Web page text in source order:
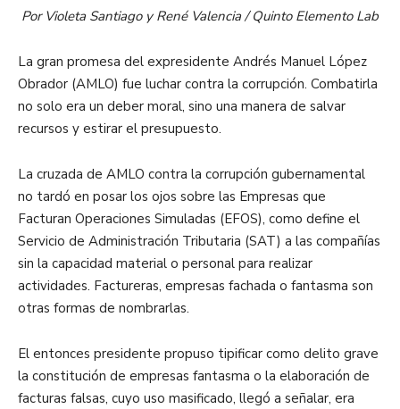
Por Violeta Santiago y René Valencia / Quinto Elemento Lab
La gran promesa del expresidente Andrés Manuel López
Obrador (AMLO) fue luchar contra la corrupción. Combatirla
no solo era un deber moral, sino una manera de salvar
recursos y estirar el presupuesto.
La cruzada de AMLO contra la corrupción gubernamental
no tardó en posar los ojos sobre las Empresas que
Facturan Operaciones Simuladas (EFOS), como define el
Servicio de Administración Tributaria (SAT) a las compañías
sin la capacidad material o personal para realizar
actividades. Factureras, empresas fachada o fantasma son
otras formas de nombrarlas.
El entonces presidente propuso tipificar como delito grave
la constitución de empresas fantasma o la elaboración de
facturas falsas, cuyo uso masificado, llegó a señalar, era